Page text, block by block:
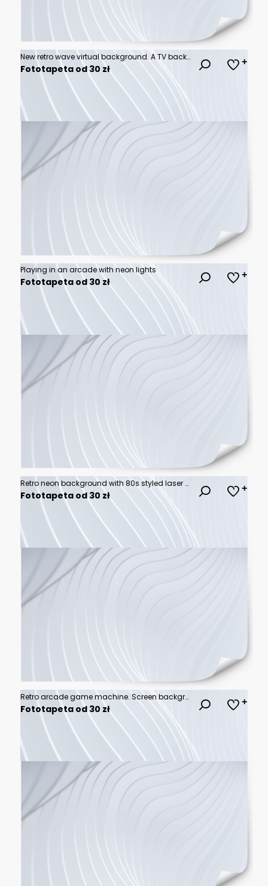
New retro wave virtual background. A TV backdrop Ideal for tech shows, or technology events. 3D render suitable on VR tracking systems with green screen
Fototapeta od 30 zł
Playing in an arcade with neon lights
Fototapeta od 30 zł
Retro neon background with 80s styled laser grid and stars
Fototapeta od 30 zł
Retro arcade game machine. Screen background. Vector illustration.
Fototapeta od 30 zł